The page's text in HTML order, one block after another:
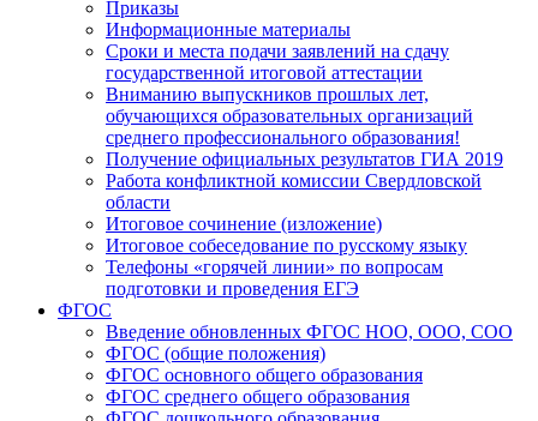
Приказы
Информационные материалы
Сроки и места подачи заявлений на сдачу
государственной итоговой аттестации
Вниманию выпускников прошлых лет,
обучающихся образовательных организаций
среднего профессионального образования!
Получение официальных результатов ГИА 2019
Работа конфликтной комиссии Свердловской
области
Итоговое сочинение (изложение)
Итоговое собеседование по русскому языку
Телефоны «горячей линии» по вопросам
подготовки и проведения ЕГЭ
ФГОС
Введение обновленных ФГОС НОО, ООО, СОО
ФГОС (общие положения)
ФГОС основного общего образования
ФГОС среднего общего образования